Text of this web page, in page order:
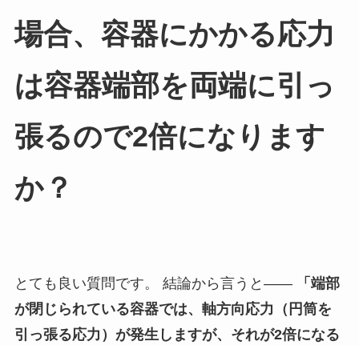
場合、容器にかかる応力
は容器端部を両端に引っ
張るので2倍になります
か？
とても良い質問です。 結論から言うと――
「端部
が閉じられている容器では、軸方向応力（円筒を
引っ張る応力）が発生しますが、それが2倍になる